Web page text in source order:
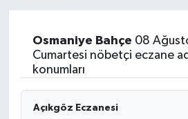
Osmaniye Bahçe 08
Cumartesi nöbetçi eczane
konumları
Açıkgöz Eczanesi
Gurme